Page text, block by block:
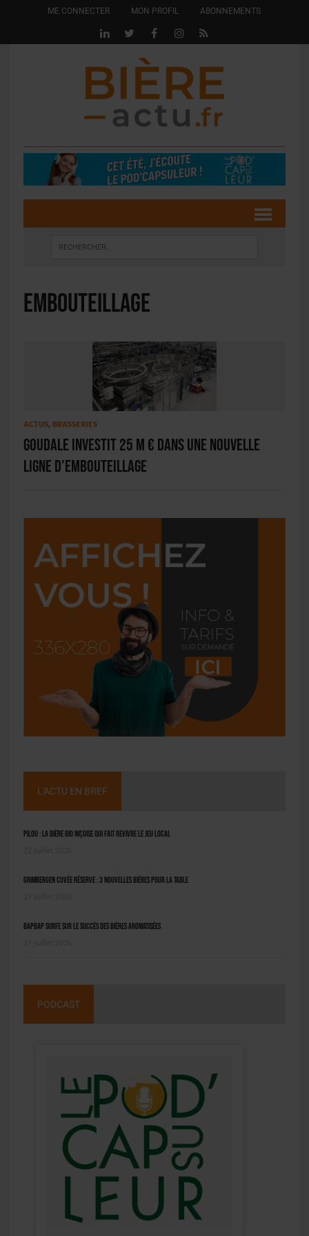
ME CONNECTER MON PROFIL ABONNEMENTS
embouteillage
ACTUS, BRASSERIES
Goudale investit 25 M € dans une nouvelle
ligne d’embouteillage
L'ACTU EN BREF
Pilou : la bière bio niçoise qui fait revivre le jeu local
Grimbergen Cuvée Réserve : 3 nouvelles bières pour la table
BAPBAP surfe sur le succès des bières aromatisées
PODCAST